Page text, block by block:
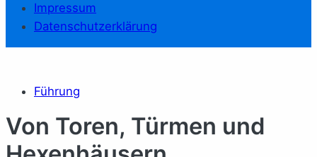
Impressum
Datenschutzerklärung
Führung
Von Toren, Türmen und